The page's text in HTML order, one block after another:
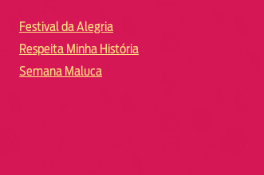
Festival da Alegria
Respeita Minha História
Semana Maluca